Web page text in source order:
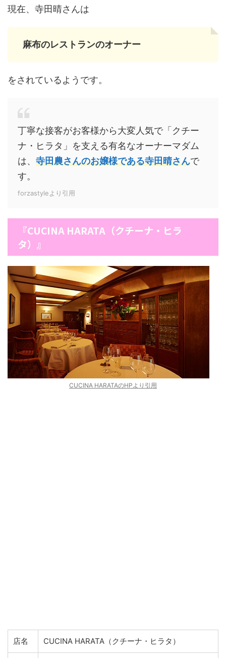
現在、寺田晴さんは
麻布のレストランのオーナー
をされているようです。
丁寧な接客がお客様から大変人気で「クチー
ナ・ヒラタ」を支える有名なオーナーマダム
は、 寺田農さんのお嬢様である寺田晴さんで
す。
forzastyleより引用
『CUCINA HARATA（クチーナ・ヒラ
タ）』
CUCINA HARATAのHPより引用
店名 CUCINA HARATA（クチーナ・ヒラタ）